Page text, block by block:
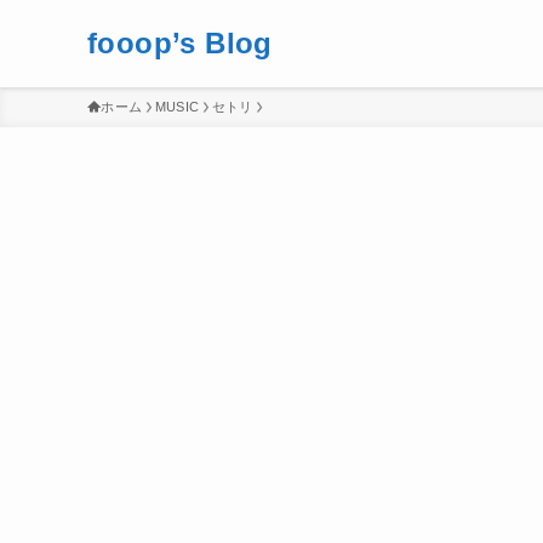
fooop’s Blog
ホーム MUSIC セトリ